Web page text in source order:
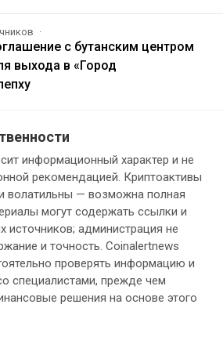
с бутанским центром
выхода в «Город
информационный характер и не
рекомендацией. Криптоактивы
волатильны — возможна полная
могут содержать ссылки и
источников; администрация не
и точность. Coinalertnews
проверять информацию и
специалистами, прежде чем
решения на основе этого